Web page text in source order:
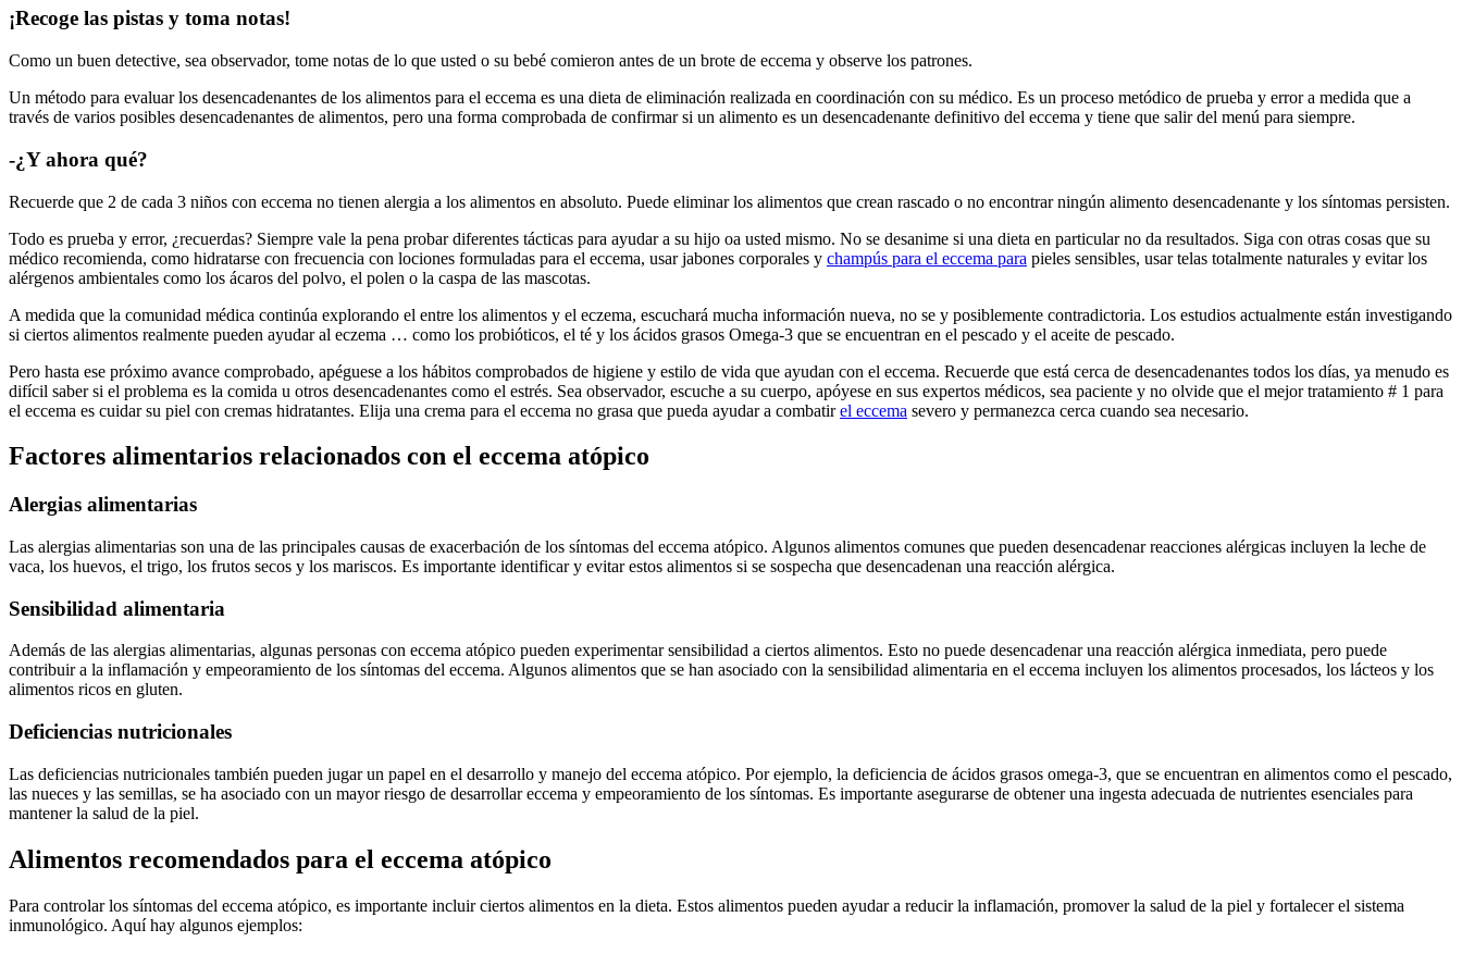
¡Recoge las pistas y toma notas!
Como un buen detective, sea observador, tome notas de lo que usted o su bebé comieron antes de un brote de eccema y observe los patrones.
Un método para evaluar los desencadenantes de los alimentos para el eccema es una dieta de eliminación realizada en coordinación con su médico. Es un proceso metódico de prueba y error a medida que a
través de varios posibles desencadenantes de alimentos, pero una forma comprobada de confirmar si un alimento es un desencadenante definitivo del eccema y tiene que salir del menú para siempre.
-¿Y ahora qué?
Recuerde que 2 de cada 3 niños con eccema no tienen alergia a los alimentos en absoluto. Puede eliminar los alimentos que crean rascado o no encontrar ningún alimento desencadenante y los síntomas persisten.
Todo es prueba y error, ¿recuerdas? Siempre vale la pena probar diferentes tácticas para ayudar a su hijo oa usted mismo. No se desanime si una dieta en particular no da resultados. Siga con otras cosas que su
médico recomienda, como hidratarse con frecuencia con lociones formuladas para el eccema, usar jabones corporales y champús para el eccema para pieles sensibles, usar telas totalmente naturales y evitar los
alérgenos ambientales como los ácaros del polvo, el polen o la caspa de las mascotas.
A medida que la comunidad médica continúa explorando el entre los alimentos y el eczema, escuchará mucha información nueva, no se y posiblemente contradictoria. Los estudios actualmente están investigando
si ciertos alimentos realmente pueden ayudar al eczema … como los probióticos, el té y los ácidos grasos Omega-3 que se encuentran en el pescado y el aceite de pescado.
Pero hasta ese próximo avance comprobado, apéguese a los hábitos comprobados de higiene y estilo de vida que ayudan con el eccema. Recuerde que está cerca de desencadenantes todos los días, ya menudo es
difícil saber si el problema es la comida u otros desencadenantes como el estrés. Sea observador, escuche a su cuerpo, apóyese en sus expertos médicos, sea paciente y no olvide que el mejor tratamiento # 1 para
el eccema es cuidar su piel con cremas hidratantes. Elija una crema para el eccema no grasa que pueda ayudar a combatirel eccema severo y permanezca cerca cuando sea necesario.
Factores alimentarios relacionados con el eccema atópico
Alergias alimentarias
Las alergias alimentarias son una de las principales causas de exacerbación de los síntomas del eccema atópico. Algunos alimentos comunes que pueden desencadenar reacciones alérgicas incluyen la leche de
vaca, los huevos, el trigo, los frutos secos y los mariscos. Es importante identificar y evitar estos alimentos si se sospecha que desencadenan una reacción alérgica.
Sensibilidad alimentaria
Además de las alergias alimentarias, algunas personas con eccema atópico pueden experimentar sensibilidad a ciertos alimentos. Esto no puede desencadenar una reacción alérgica inmediata, pero puede
contribuir a la inflamación y empeoramiento de los síntomas del eccema. Algunos alimentos que se han asociado con la sensibilidad alimentaria en el eccema incluyen los alimentos procesados, los lácteos y los
alimentos ricos en gluten.
Deficiencias nutricionales
Las deficiencias nutricionales también pueden jugar un papel en el desarrollo y manejo del eccema atópico. Por ejemplo, la deficiencia de ácidos grasos omega-3, que se encuentran en alimentos como el pescado,
las nueces y las semillas, se ha asociado con un mayor riesgo de desarrollar eccema y empeoramiento de los síntomas. Es importante asegurarse de obtener una ingesta adecuada de nutrientes esenciales para
mantener la salud de la piel.
Alimentos recomendados para el eccema atópico
Para controlar los síntomas del eccema atópico, es importante incluir ciertos alimentos en la dieta. Estos alimentos pueden ayudar a reducir la inflamación, promover la salud de la piel y fortalecer el sistema
inmunológico. Aquí hay algunos ejemplos: